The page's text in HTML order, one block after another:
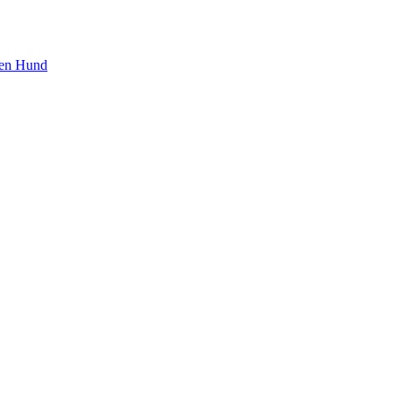
Hund